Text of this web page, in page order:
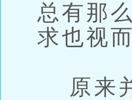
总有那
求也视
原来